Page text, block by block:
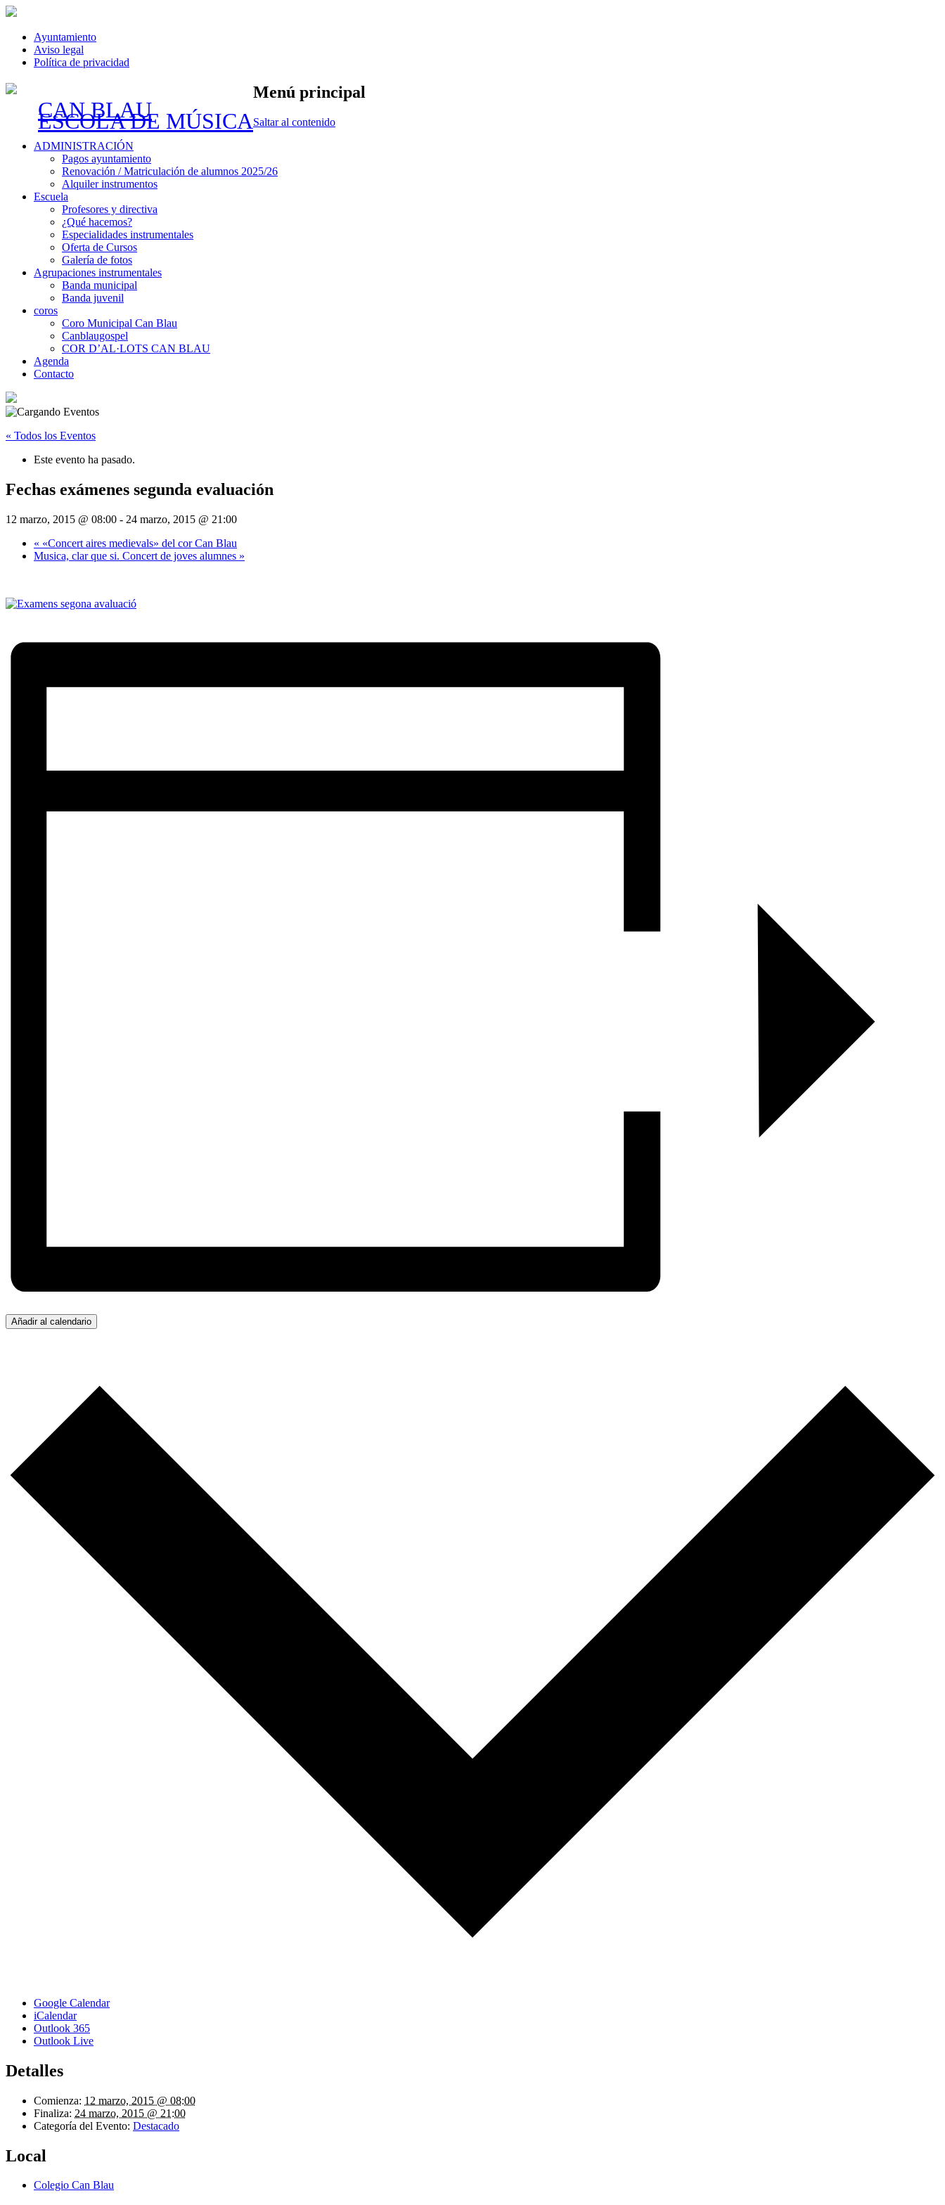
Ayuntamiento
Aviso legal
Política de privacidad
CAN BLAU
ESCOLA DE MÚSICA
Menú principal
Saltar al contenido
ADMINISTRACIÓN
Pagos ayuntamiento
Renovación / Matriculación de alumnos 2025/26
Alquiler instrumentos
Escuela
Profesores y directiva
¿Qué hacemos?
Especialidades instrumentales
Oferta de Cursos
Galería de fotos
Agrupaciones instrumentales
Banda municipal
Banda juvenil
coros
Coro Municipal Can Blau
Canblaugospel
COR D’AL·LOTS CAN BLAU
Agenda
Contacto
« Todos los Eventos
Este evento ha pasado.
Fechas exámenes segunda evaluación
12 marzo, 2015 @ 08:00 - 24 marzo, 2015 @ 21:00
« «Concert aires medievals» del cor Can Blau
Musica, clar que si. Concert de joves alumnes »
Añadir al calendario
Google Calendar
iCalendar
Outlook 365
Outlook Live
Detalles
Comienza: 12 marzo, 2015 @ 08:00
Finaliza: 24 marzo, 2015 @ 21:00
Categoría del Evento: Destacado
Local
Colegio Can Blau